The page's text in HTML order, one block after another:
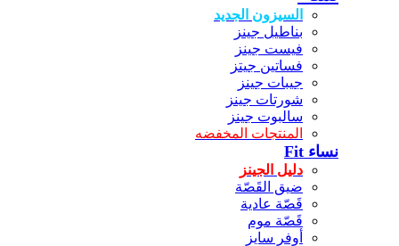
السيزون الجديد
بناطيل جينز
فيست جينز
فساتين جيتز
جيبات جينز
شورتات جينز
سالبوت جينز
المنتجات المخفضه
نساء Fit
دليل الجينز
ضيق القَصّة
قَصّة عادية
قَصّة موم
أوفر سايز